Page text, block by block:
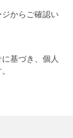
からご確認い
基づき、個人